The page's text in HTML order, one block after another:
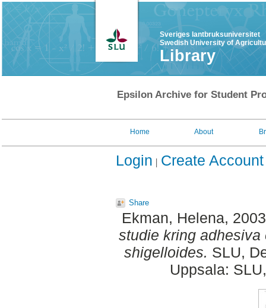
Sveriges lantbruksuniversitet
Swedish University of
Library
Epsilon Archive for Student
Home About
Login Create Account
Share
Ekman, Helena,
studie kring
shigelloides. SLU,
Uppsala: